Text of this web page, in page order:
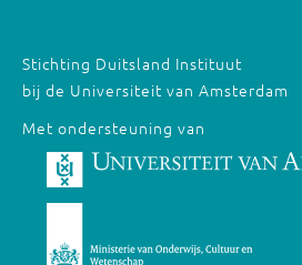
Stichting Duitsland Instituut
bij de Universiteit van Amsterdam
Met ondersteuning van